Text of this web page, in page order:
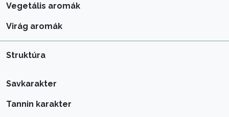
Vegetális aromák
Virág aromák
Struktúra
Savkarakter
Tannin karakter